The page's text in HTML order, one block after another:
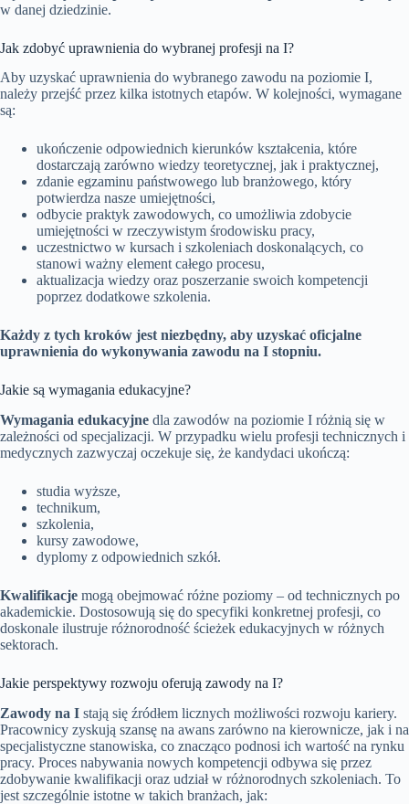
w danej dziedzinie.
Jak zdobyć uprawnienia do wybranej profesji na I?
Aby uzyskać uprawnienia do wybranego zawodu na poziomie I,
należy przejść przez kilka istotnych etapów. W kolejności, wymagane
są:
ukończenie odpowiednich kierunków kształcenia, które
dostarczają zarówno wiedzy teoretycznej, jak i praktycznej,
zdanie egzaminu państwowego lub branżowego, który
potwierdza nasze umiejętności,
odbycie praktyk zawodowych, co umożliwia zdobycie
umiejętności w rzeczywistym środowisku pracy,
uczestnictwo w kursach i szkoleniach doskonalących, co
stanowi ważny element całego procesu,
aktualizacja wiedzy oraz poszerzanie swoich kompetencji
poprzez dodatkowe szkolenia.
Każdy z tych kroków jest niezbędny, aby uzyskać oficjalne
uprawnienia do wykonywania zawodu na I stopniu.
Jakie są wymagania edukacyjne?
Wymagania edukacyjne dla zawodów na poziomie I różnią się w
zależności od specjalizacji. W przypadku wielu profesji technicznych i
medycznych zazwyczaj oczekuje się, że kandydaci ukończą:
studia wyższe,
technikum,
szkolenia,
kursy zawodowe,
dyplomy z odpowiednich szkół.
Kwalifikacje mogą obejmować różne poziomy – od technicznych po
akademickie. Dostosowują się do specyfiki konkretnej profesji, co
doskonale ilustruje różnorodność ścieżek edukacyjnych w różnych
sektorach.
Jakie perspektywy rozwoju oferują zawody na I?
Zawody na I stają się źródłem licznych możliwości rozwoju kariery.
Pracownicy zyskują szansę na awans zarówno na kierownicze, jak i na
specjalistyczne stanowiska, co znacząco podnosi ich wartość na rynku
pracy. Proces nabywania nowych kompetencji odbywa się przez
zdobywanie kwalifikacji oraz udział w różnorodnych szkoleniach. To
jest szczególnie istotne w takich branżach, jak: